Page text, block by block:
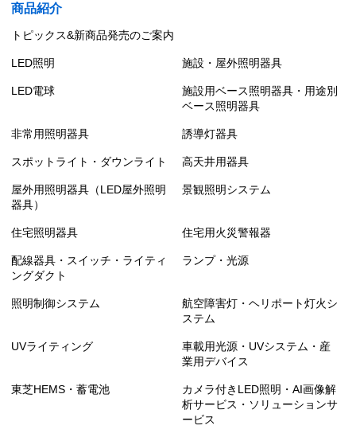
商品紹介
トピックス&新商品発売のご案内
LED照明 施設・屋外照明器具
LED電球
施設用ベース照明器具・用途別
ベース照明器具
非常用照明器具 誘導灯器具
スポットライト・ダウンライト 高天井用器具
屋外用照明器具（LED屋外照明
器具）
景観照明システム
住宅照明器具 住宅用火災警報器
配線器具・スイッチ・ライティ
ングダクト
ランプ・光源
照明制御システム
航空障害灯・ヘリポート灯火シ
ステム
UVライティング
車載用光源・UVシステム・産
業用デバイス
東芝HEMS・蓄電池
カメラ付きLED照明・AI画像解
析サービス・ソリューションサ
ービス